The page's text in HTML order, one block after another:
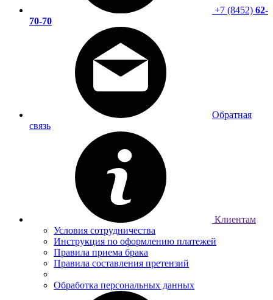
+7 (8452) 62-
70-70
Обратная
связь
Клиентам
Условия сотрудничества
Инструкция по оформлению платежей
Правила приема брака
Правила составления претензий
Обработка персональных данных